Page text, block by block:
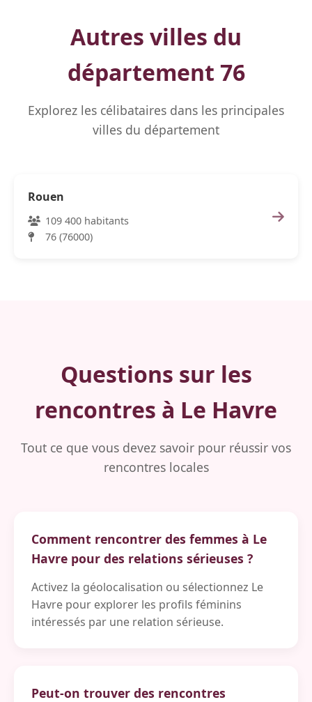
Autres villes du
département 76
Explorez les célibataires dans les principales
villes du département
Rouen
109 400 habitants
76 (76000)
Questions sur les
rencontres à Le Havre
Tout ce que vous devez savoir pour réussir vos
rencontres locales
Comment rencontrer des femmes à Le
Havre pour des relations sérieuses ?
Activez la géolocalisation ou sélectionnez Le
Havre pour explorer les profils féminins
intéressés par une relation sérieuse.
Peut-on trouver des rencontres